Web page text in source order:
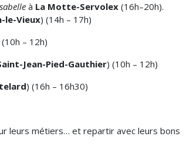
à La Motte-Servolex (16h–20h).
le-Vieux) (14h – 17h)
– 12h)
Jean-Pied-Gauthier) (10h – 12h)
) (16h – 16h30)
leurs métiers… et repartir avec leurs bons